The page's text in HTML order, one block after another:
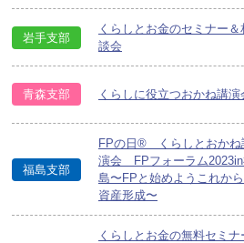
岩手支部
くらしとお金のセミナー＆
談会
青森支部 くらしに役立つおかね講演
福島支部
FPの日® くらしとおかね
演会 FPフォーラム
島〜FPと始めようこれか
資産形成〜
くらしとお金の無料セミナ